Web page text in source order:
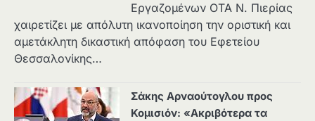
Εργαζομένων ΟΤΑ Ν. Πιερίας
χαιρετίζει με απόλυτη ικανοποίηση την οριστική και
αμετάκλητη δικαστική απόφαση του Εφετείου
Θεσσαλονίκης…
Σάκης Αρναούτογλου προς
Κομισιόν: «Ακριβότερα τα